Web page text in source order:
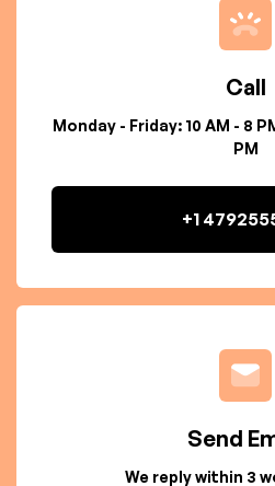
Call
Monday - Friday: 10 AM - 8
PM
+1
Send
We reply within 3